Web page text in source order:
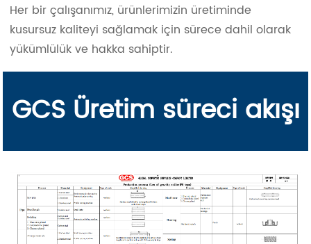
Her bir çalışanımız, ürünlerimizin üretiminde
kusursuz kaliteyi sağlamak için sürece dahil olarak
yükümlülük ve hakka sahiptir.
GCS Üretim süreci akışı